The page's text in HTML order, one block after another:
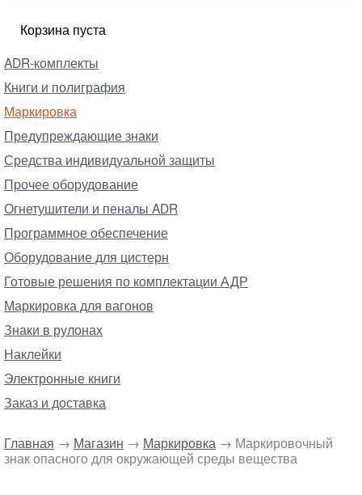
Корзина пуста
ADR-комплекты
Книги и полиграфия
Маркировка
Предупреждающие знаки
Средства индивидуальной защиты
Прочее оборудование
Огнетушители и пеналы ADR
Программное обеспечение
Оборудование для цистерн
Готовые решения по комплектации АДР
Маркировка для вагонов
Знаки в рулонах
Наклейки
Электронные книги
Заказ и доставка
Главная → Магазин → Маркировка → Маркировочный
знак опасного для окружающей среды вещества